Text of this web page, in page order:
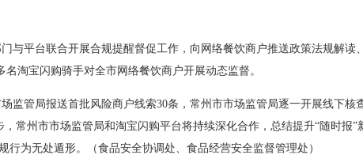
与平台联合开展合规提醒督促工作，向网络餐饮商户推送政策法规解读
淘宝闪购骑手对全市网络餐饮商户开展动态监督。
监管局报送首批风险商户线索30条，常州市市场监管局逐一开展线下核
，常州市市场监管局和淘宝闪购平台将持续深化合作，总结提升“随时报
行为无处遁形。（食品安全协调处、食品经营安全监督管理处）